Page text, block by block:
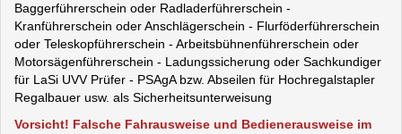
Baggerführerschein oder Radladerführerschein -
Kranführerschein oder Anschlägerschein - Flurföderführerschein
oder Teleskopführerschein - Arbeitsbühnenführerschein oder
Motorsägenführerschein - Ladungssicherung oder Sachkundiger
für LaSi UVV Prüfer - PSAgA bzw. Abseilen für Hochregalstapler
Regalbauer usw. als Sicherheitsunterweisung
Vorsicht! Falsche Fahrausweise und Bedienerausweise im